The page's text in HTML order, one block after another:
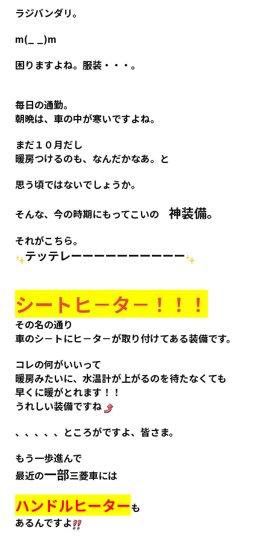
ラジバンダリ。
m(_ _)m
困りますよね。服装・・・。
毎日の通勤。
朝晩は、車の中が寒いですよね。
まだ１０月だし
暖房つけるのも、なんだかなあ。と
思う頃ではないでしょうか。
そんな、今の時期にもってこいの 神装備。
それがこちら。
テッテレーーーーーーーーーー
シートヒ－タ－！！！
その名の通り
車のシ－トにヒ－タ－が取り付けてある装備です。
コレの何がいいって
暖房みたいに、水温計が上がるのを待たなくても
早くに暖がとれます！！
うれしい装備ですね
、、、、、ところがですよ、皆さま。
もう一歩進んで
最近の一部三菱車には
ハンドルヒーターも
あるんですよ